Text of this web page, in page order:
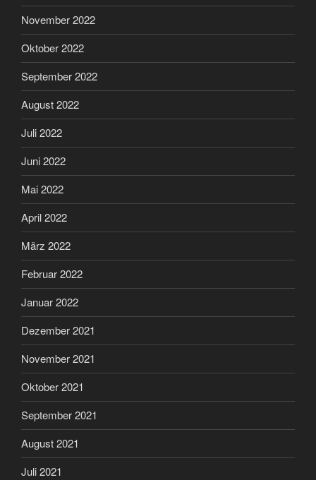
November 2022
Oktober 2022
September 2022
August 2022
Juli 2022
Juni 2022
Mai 2022
April 2022
März 2022
Februar 2022
Januar 2022
Dezember 2021
November 2021
Oktober 2021
September 2021
August 2021
Juli 2021